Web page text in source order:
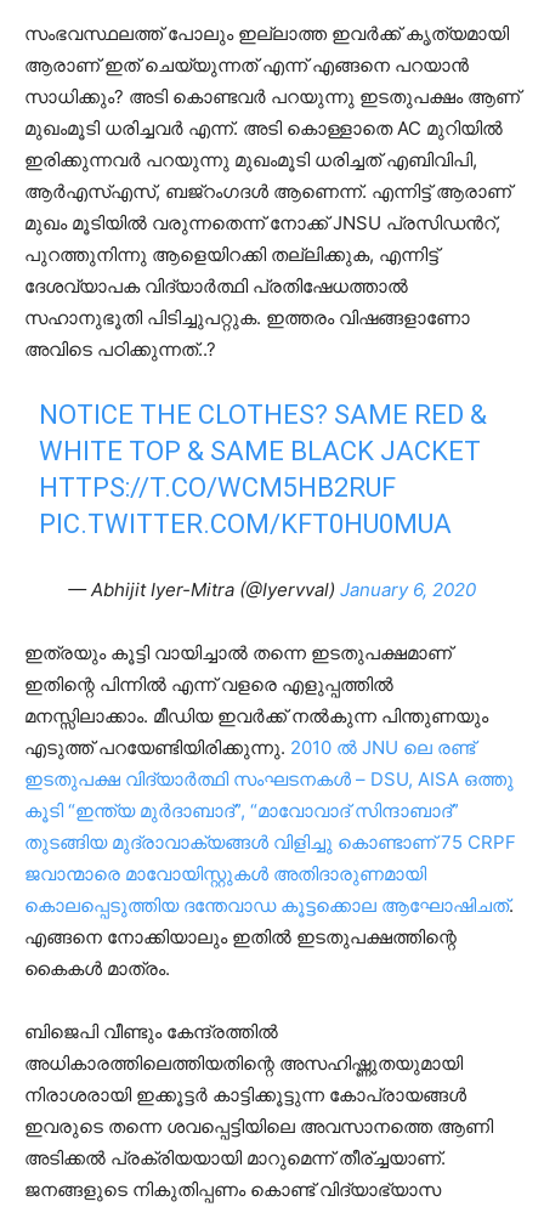
സംഭവസ്ഥലത്ത് പോലും ഇല്ലാത്ത ഇവർക്ക് കൃത്യമായി
ആരാണ് ഇത് ചെയ്യുന്നത് എന്ന് എങ്ങനെ പറയാൻ
സാധിക്കും? അടി കൊണ്ടവർ പറയുന്നു ഇടതുപക്ഷം ആണ്
മുഖംമൂടി ധരിച്ചവർ എന്ന്. അടി കൊള്ളാതെ AC മുറിയിൽ
ഇരിക്കുന്നവർ പറയുന്നു മുഖംമൂടി ധരിച്ചത് എബിവിപി,
ആർഎസ്എസ്, ബജ്റംഗദൾ ആണെന്ന്. എന്നിട്ട് ആരാണ്
മുഖം മൂടിയിൽ വരുന്നതെന്ന് നോക്ക് JNSU പ്രസിഡൻറ്,
പുറത്തുനിന്നു ആളെയിറക്കി തല്ലിക്കുക, എന്നിട്ട്
ദേശവ്യാപക വിദ്യാർത്ഥി പ്രതിഷേധത്താൽ
സഹാനുഭൂതി പിടിച്ചുപറ്റുക. ഇത്തരം വിഷങ്ങളാണോ
അവിടെ പഠിക്കുന്നത്..?
NOTICE THE CLOTHES? SAME RED &
WHITE TOP & SAME BLACK JACKET
HTTPS://T.CO/WCM5HB2RUF
PIC.TWITTER.COM/KFT0HU0MUA
— Abhijit Iyer-Mitra (@Iyervval) January 6, 2020
ഇത്രയും കൂട്ടി വായിച്ചാൽ തന്നെ ഇടതുപക്ഷമാണ്
ഇതിന്റെ പിന്നിൽ എന്ന് വളരെ എളുപ്പത്തിൽ
മനസ്സിലാക്കാം. മീഡിയ ഇവർക്ക് നൽകുന്ന പിന്തുണയും
എടുത്ത് പറയേണ്ടിയിരിക്കുന്നു. 2010 ൽ JNU ലെ രണ്ട്
ഇടതുപക്ഷ വിദ്യാർത്ഥി സംഘടനകൾ – DSU, AISA ഒത്തു
കൂടി “ഇന്ത്യ മുർദാബാദ്”, “മാവോവാദ് സിന്ദാബാദ്”
തുടങ്ങിയ മുദ്രാവാക്യങ്ങൾ വിളിച്ചു കൊണ്ടാണ് 75 CRPF
ജവാന്മാരെ മാവോയിസ്റ്റുകൾ അതിദാരുണമായി
കൊലപ്പെടുത്തിയ ദന്തേവാഡ കൂട്ടക്കൊല ആഘോഷിചത്.
എങ്ങനെ നോക്കിയാലും ഇതിൽ ഇടതുപക്ഷത്തിന്റെ
കൈകൾ മാത്രം.
ബിജെപി വീണ്ടും കേന്ദ്രത്തില്‍
അധികാരത്തിലെത്തിയതിന്റെ അസഹിഷ്ണുതയുമായി
നിരാശരായി ഇക്കൂട്ടര്‍ കാട്ടിക്കൂട്ടുന്ന കോപ്രായങ്ങള്‍
ഇവരുടെ തന്നെ ശവപ്പെട്ടിയിലെ അവസാനത്തെ ആണി
അടിക്കല്‍ പ്രക്രിയയായി മാറുമെന്ന് തീര്ച്ചയാണ്.
ജനങ്ങളുടെ നികുതിപ്പണം കൊണ്ട് വിദ്യാഭ്യാസ